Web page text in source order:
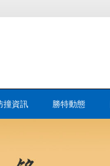
撞資訊 勝特動態